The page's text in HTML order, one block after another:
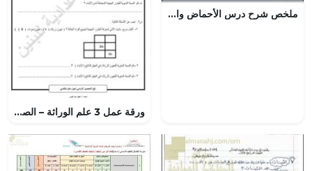
ملخص شرح درس الأحماض والقلويات مع حل الأنشطة (علوم) السابع
ورقة عمل 3 علم الوراثة – الصفات الوراثية (علوم) التاسع